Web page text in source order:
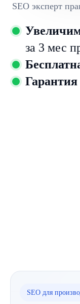
SEO эксперт
за 3 мес
SEO для